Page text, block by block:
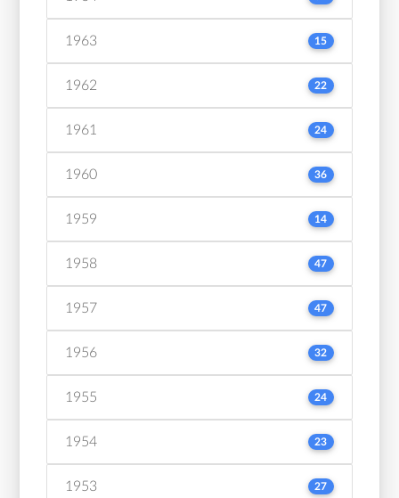
1963 15
1962 22
1961 24
1960 36
1959 14
1958 47
1957 47
1956 32
1955 24
1954 23
1953 27